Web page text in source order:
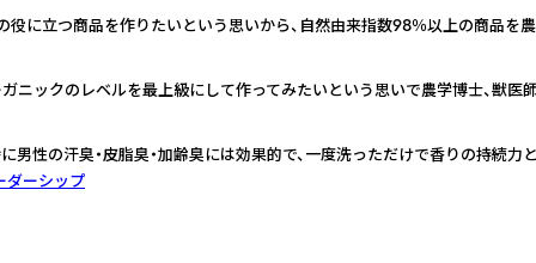
に立つ商品を作りたいという思いから、自然由来指数98％以上の商品を農
ニックのレベルを最上級にして作ってみたいという思いで農学博士、獣医
男性の汗臭・皮脂臭・加齢臭には効果的で、一度洗っただけで香りの持続力
ダーシップ